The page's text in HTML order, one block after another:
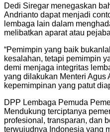
Dedi Siregar menegaskan
Andrianto dapat menjadi
lembaga lain dalam
melibatkan aparat atau
“Pemimpin yang baik
kesalahan, tetapi pemimpin
demi menjaga integritas
yang dilakukan Menteri Agus
kepemimpinan yang patut
DPP Lembaga Pemuda
Mendukung terciptanya
profesional, transparan, dan
terwujudnya Indonesia yang